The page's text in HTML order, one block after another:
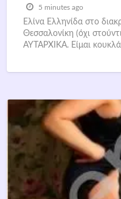
5 minutes ago
Ελίνα Ελληνίδα στο
Θεσσαλονίκη (όχι
ΑΥΤΑΡΧΙΚΑ. Είμαι